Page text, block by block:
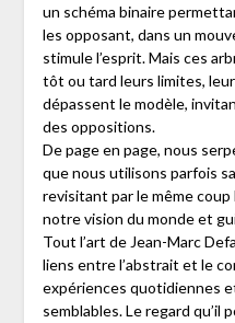
un schéma binaire
les opposant, dans un
stimule l’esprit. Mais ces
tôt ou tard leurs limites,
dépassent le modèle,
des oppositions.
De page en page, nous
que nous utilisons parfois
revisitant par le même
notre vision du monde et
Tout l’art de Jean-Marc
liens entre l’abstrait et le
expériences quotidiennes
semblables. Le regard